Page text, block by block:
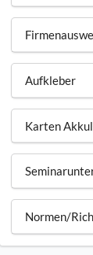
Aufkleber
Karten
Normen/